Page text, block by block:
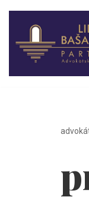
Preskočiť